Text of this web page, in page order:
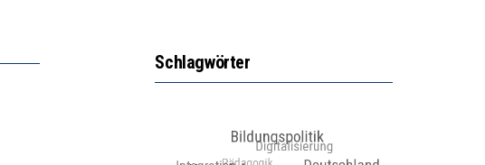
Schlagwörter